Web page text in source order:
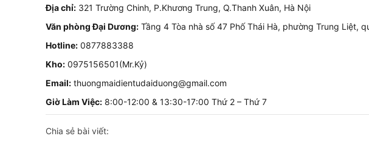
Địa chỉ: 321 Trường Chinh, P.Khương Trung, Q.Thanh Xuân, Hà Nội
Văn phòng Đại Dương: Tầng 4 Tòa nhà số 47 Phố Thái Hà, phường Trung Liệt,
Hotline: 0877883388
Kho: 0975156501(Mr.Kỷ)
Email: thuongmaidientudaiduong@gmail.com
Giờ Làm Việc: 8:00-12:00 & 13:30-17:00 Thứ 2 – Thứ 7
Chia sẻ bài viết: